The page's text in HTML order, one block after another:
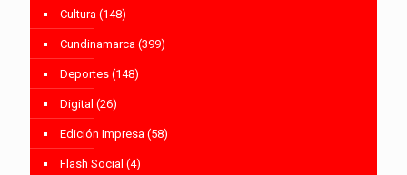
Cultura (148)
Cundinamarca (399)
Deportes (148)
Digital (26)
Edición Impresa (58)
Flash Social (4)